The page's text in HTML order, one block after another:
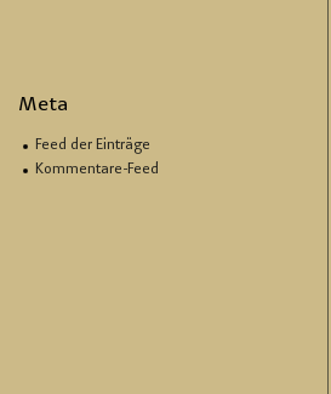
Meta
Feed der Einträge
Kommentare-Feed